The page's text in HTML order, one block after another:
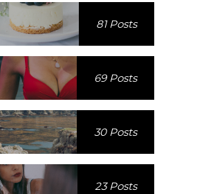
81 Posts
69 Posts
30 Posts
23 Posts